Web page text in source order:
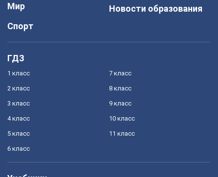
Мир
Спорт
Новости образования
ГДЗ
1 класс
2 класс
3 класс
4 класс
5 класс
6 класс
7 класс
8 класс
9 класс
10 класс
11 класс